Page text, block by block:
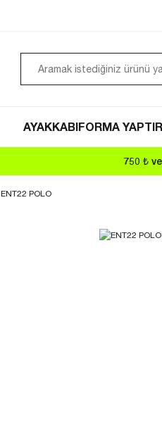
AYAKKABIFORMA YAPTIR
750 ₺
ENT22 POLO